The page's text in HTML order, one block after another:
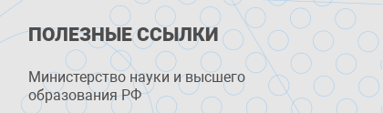
ПОЛЕЗНЫЕ ССЫЛКИ
Министерство науки и высшего
образования РФ